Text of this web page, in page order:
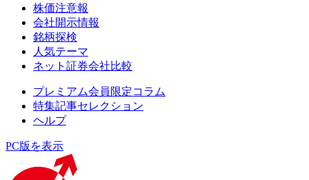
株価注意報
会社開示情報
銘柄探検
人気テーマ
ネット証券会社比較
プレミアム会員限定コラム
特集記事セレクション
ヘルプ
PC版を表示